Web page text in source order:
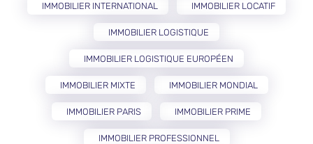
IMMOBILIER INTERNATIONAL IMMOBILIER LOCATIF
IMMOBILIER LOGISTIQUE
IMMOBILIER LOGISTIQUE EUROPÉEN
IMMOBILIER MIXTE IMMOBILIER MONDIAL
IMMOBILIER PARIS IMMOBILIER PRIME
IMMOBILIER PROFESSIONNEL